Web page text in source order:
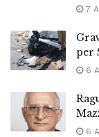
7
per
6
6